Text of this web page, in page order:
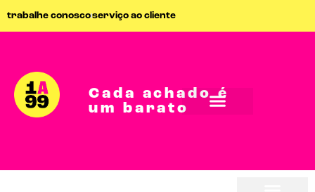
trabalhe conoscoserviço ao cliente
Cada achado é
um barato